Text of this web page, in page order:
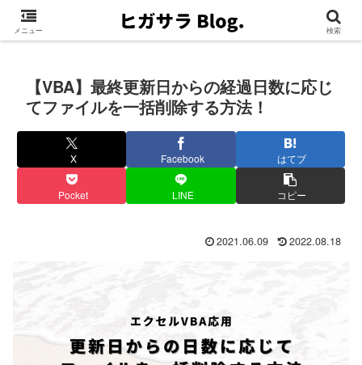
【VBA】最終更新日からの経過日数に応じ
てファイルを一括削除する方法！
X Facebook はてブ
Pocket LINE コピー
2021.06.09 2022.08.18
メニュー 検索